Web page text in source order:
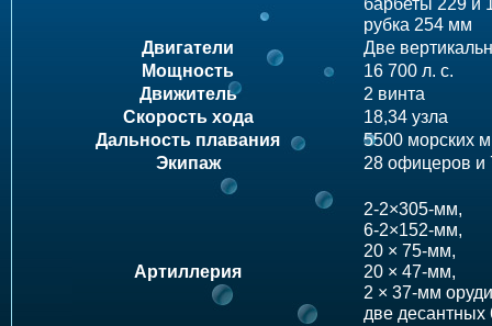
барбеты 229 и
рубка 254 мм
Двигатели
Две
Мощность
16 700 л. с.
Движитель
2 винта
Скорость хода
18,34 узла
Дальность плавания
5500 морских
Экипаж
28 офицеров и
Артиллерия
2-2×305-мм,
6-2×152-мм,
20 × 75-мм,
20 × 47-мм,
2 × 37-мм
две